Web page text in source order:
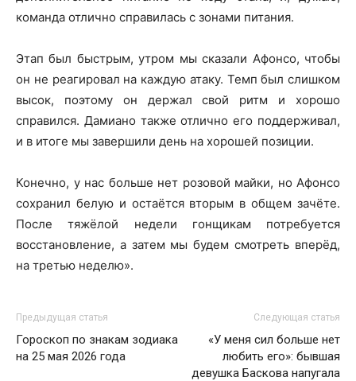
команда отлично справилась с зонами питания.
Этап был быстрым, утром мы сказали Афонсо, чтобы
он не реагировал на каждую атаку. Темп был слишком
высок, поэтому он держал свой ритм и хорошо
справился. Дамиано также отлично его поддерживал,
и в итоге мы завершили день на хорошей позиции.
Конечно, у нас больше нет розовой майки, но Афонсо
сохранил белую и остаётся вторым в общем зачёте.
После тяжёлой недели гонщикам потребуется
восстановление, а затем мы будем смотреть вперёд,
на третью неделю».
Предыдущая статья
Гороскоп по знакам зодиака
на 25 мая 2026 года
Следующая статья
«У меня сил больше нет
любить его»: бывшая
девушка Баскова напугала